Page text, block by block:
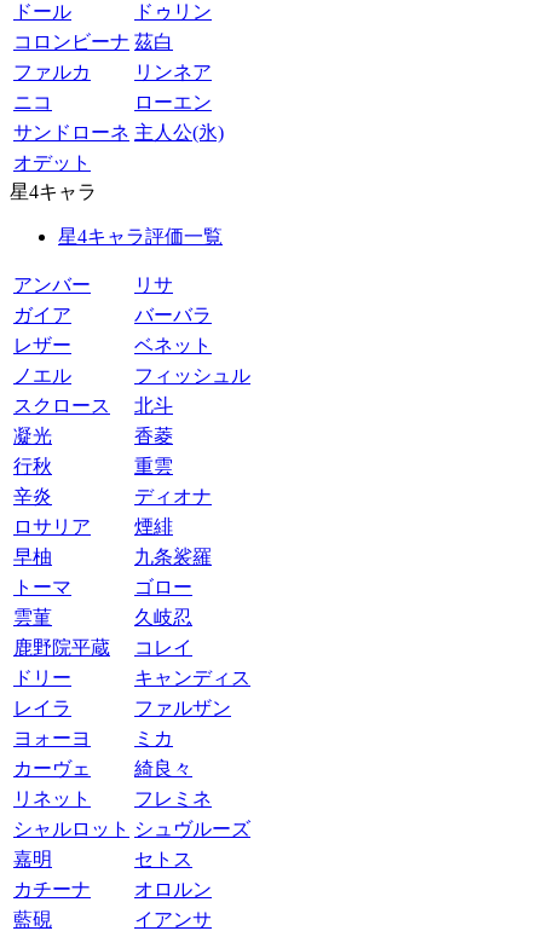
ドール
ドゥリン
コロンビーナ 茲白
ファルカ
リンネア
ニコ
ローエン
サンドローネ 主人公(氷)
オデット
星4キャラ
星4キャラ評価一覧
アンバー
リサ
ガイア
バーバラ
レザー
ベネット
ノエル
フィッシュル
スクロース
北斗
凝光
香菱
行秋
重雲
辛炎
ディオナ
ロサリア
煙緋
早柚
九条裟羅
トーマ
ゴロー
雲菫
久岐忍
鹿野院平蔵
コレイ
ドリー
キャンディス
レイラ
ファルザン
ヨォーヨ
ミカ
カーヴェ
綺良々
リネット
フレミネ
シャルロット シュヴルーズ
嘉明
セトス
カチーナ
オロルン
藍硯
イアンサ